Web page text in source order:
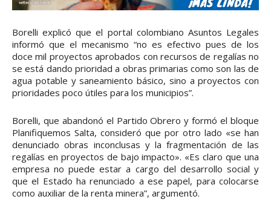
Borelli explicó que el portal colombiano Asuntos Legales
informó que el mecanismo “no es efectivo pues de los
doce mil proyectos aprobados con recursos de regalías no
se está dando prioridad a obras primarias como son las de
agua potable y saneamiento básico, sino a proyectos con
prioridades poco útiles para los municipios”.
Borelli, que abandonó el Partido Obrero y formó el bloque
Planifiquemos Salta, consideró que por otro lado «se han
denunciado obras inconclusas y la fragmentación de las
regalías en proyectos de bajo impacto». «Es claro que una
empresa no puede estar a cargo del desarrollo social y
que el Estado ha renunciado a ese papel, para colocarse
como auxiliar de la renta minera”, argumentó.